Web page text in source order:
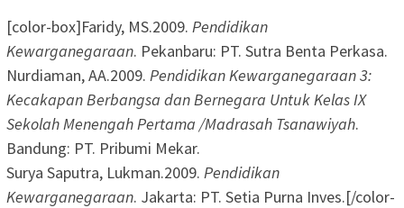
[color-box]Faridy, MS.2009. Pendidikan
Kewarganegaraan. Pekanbaru: PT. Sutra Benta Perkasa.
Nurdiaman, AA.2009. Pendidikan Kewarganegaraan 3:
Kecakapan Berbangsa dan Bernegara Untuk Kelas IX
Sekolah Menengah Pertama /Madrasah Tsanawiyah.
Bandung: PT. Pribumi Mekar.
Surya Saputra, Lukman.2009. Pendidikan
Kewarganegaraan. Jakarta: PT. Setia Purna Inves.[/color-